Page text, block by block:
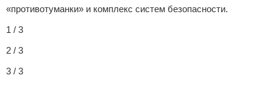
«противотуманки» и комплекс систем безопасности.
1 / 3
2 / 3
3 / 3